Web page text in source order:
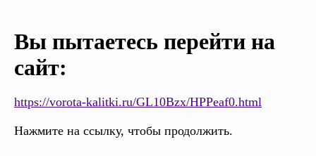
Вы пытаетесь перейти на
сайт:
https://vorota-kalitki.ru/GL10Bzx/HPPeaf0.html
Нажмите на ссылку, чтобы продолжить.